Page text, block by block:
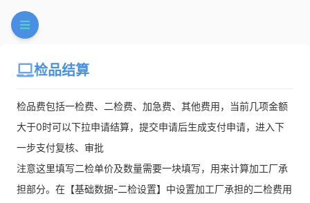
检品结算
检品费包括一检费、二检费、加急费、其他费用，当前几项金额
大于0时可以下拉申请结算，提交申请后生成支付申请，进入下
一步支付复核、审批
注意这里填写二检单价及数量需要一块填写，用来计算加工厂承
担部分。在【基础数据-二检设置】中设置加工厂承担的二检费用